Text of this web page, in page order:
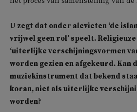
U zegt dat onder alevieten ‘de
vrijwel geen rol’ speelt.
‘uiterlijke verschijningsvormen
worden gezien en afgekeurd. Kan
muziekinstrument dat bekend
koran, niet als uiterlijke
worden?